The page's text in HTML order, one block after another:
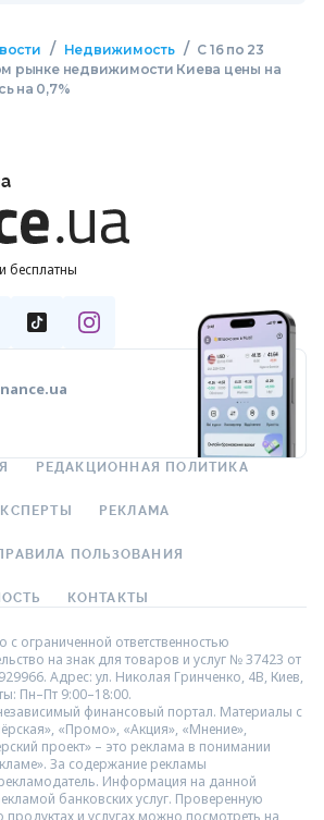
/ Недвижимость / С 16 по 23
рынке недвижимости Киева цены на
на 0,7%
бесплатны
РЕДАКЦИОННАЯ ПОЛИТИКА
РЕКЛАМА
ПОЛЬЗОВАНИЯ
КОНТАКТЫ
ограниченной ответственностью
на знак для товаров и услуг № 37423 от
Адрес: ул. Николая Гринченко, 4В, Киев,
Пн–Пт 9:00–18:00.
финансовый портал. Материалы с
«Промо», «Акция», «Мнение»,
проект» – это реклама в понимании
За содержание рекламы
рекламодатель. Информация на данной
банковских услуг. Проверенную
и услугах можно посмотреть на